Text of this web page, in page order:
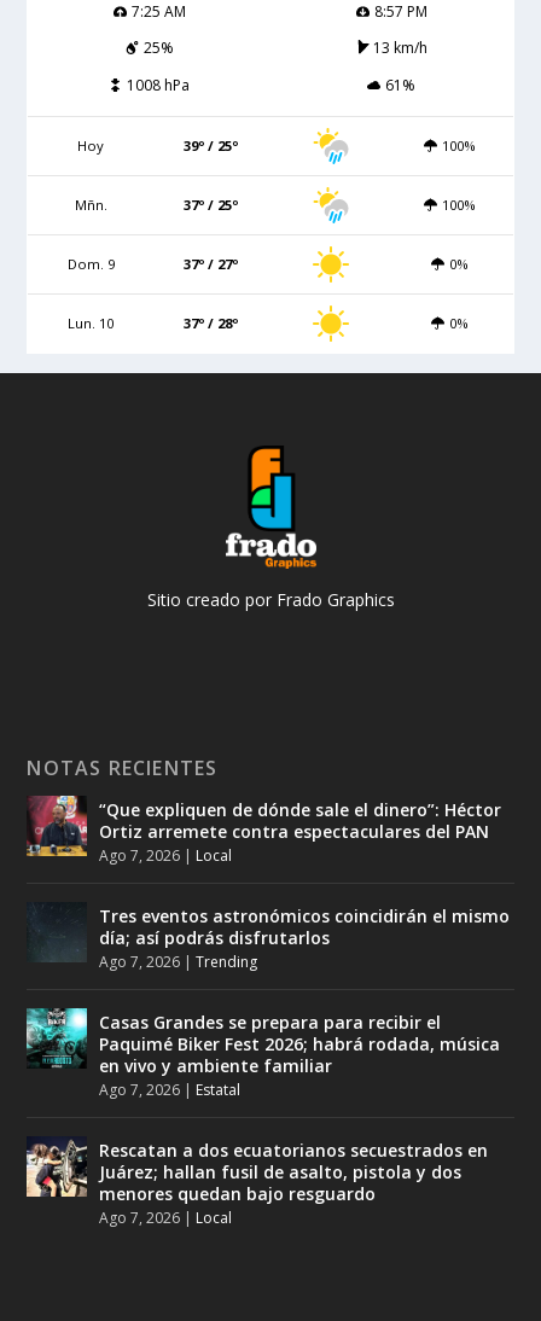
7:25 AM
8:57 PM
25%
13 km/h
1008 hPa
61%
Hoy 39º / 25º 100%
Mñn. 37º / 25º 100%
Dom. 9 37º / 27º 0%
Lun. 10 37º / 28º 0%
Sitio creado por Frado Graphics
NOTAS RECIENTES
“Que expliquen de dónde sale el dinero”: Héctor
Ortiz arremete contra espectaculares del PAN
Ago 7, 2026 | Local
Tres eventos astronómicos coincidirán el mismo
día; así podrás disfrutarlos
Ago 7, 2026 |Trending
Casas Grandes se prepara para recibir el
Paquimé Biker Fest 2026; habrá rodada, música
en vivo y ambiente familiar
Ago 7, 2026 | Estatal
Rescatan a dos ecuatorianos secuestrados en
Juárez; hallan fusil de asalto, pistola y dos
menores quedan bajo resguardo
Ago 7, 2026 | Local